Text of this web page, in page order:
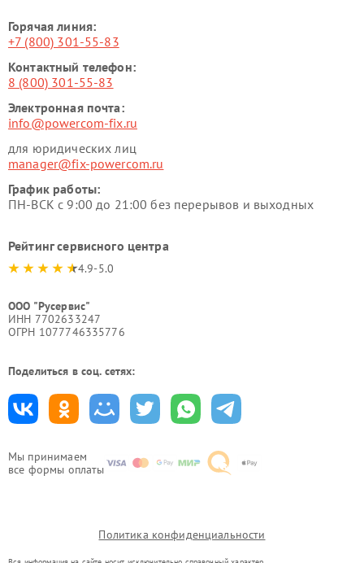
Мы принимаем
все формы оплаты
Горячая линия:
+7 (800) 301-55-83
Контактный телефон:
8 (800) 301-55-83
Электронная почта:
info@powercom-fix.ru
для юридических лиц
manager@fix-powercom.ru
График работы:
ПН-ВСК с 9:00 до 21:00 без перерывов и выходных
Рейтинг сервисного центра
4.9-5.0
ООО "Русервис"
ИНН 7702633247
ОГРН 1077746335776
Поделиться в соц. сетях:
Политика конфиденциальности